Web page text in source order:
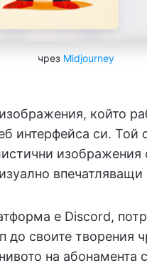
чрез Midjourney
който
интерфейса си. Той
изображения
е Discord,
своите творения
на абонамента